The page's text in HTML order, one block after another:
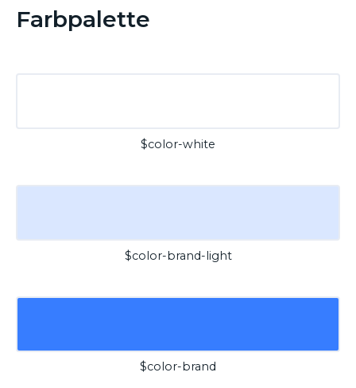
Farbpalette
$color-white
$color-brand-light
$color-brand